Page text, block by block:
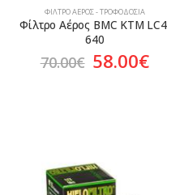
ΦΊΛΤΡΟ ΑΈΡΟΣ - ΤΡΟΦΟΔΟΣΊΑ
Φίλτρο Αέρος BMC KTM LC4
640
70.00€ Original
58.00€Η